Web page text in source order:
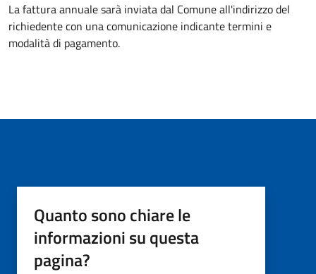
La fattura annuale sarà inviata dal Comune all'indirizzo del
richiedente con una comunicazione indicante termini e
modalità di pagamento.
Quanto sono chiare le
informazioni su questa
pagina?